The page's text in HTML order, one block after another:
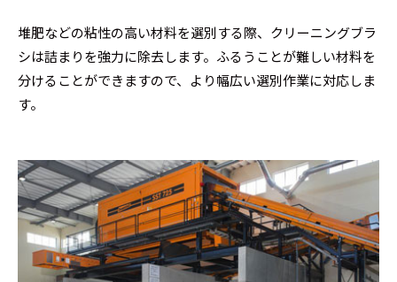
堆肥などの粘性の高い材料を選別する際、クリーニングブラ
シは詰まりを強力に除去します。ふるうことが難しい材料を
分けることができますので、より幅広い選別作業に対応しま
す。